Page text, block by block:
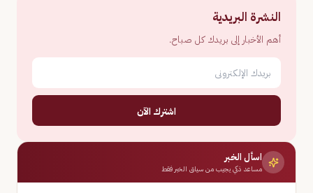
النشرة البريدية
أهم الأخبار إلى بريدك كل صباح.
اشترك الآن
اسأل الخبر
مساعد ذكي يجيب من سياق الخبر فقط